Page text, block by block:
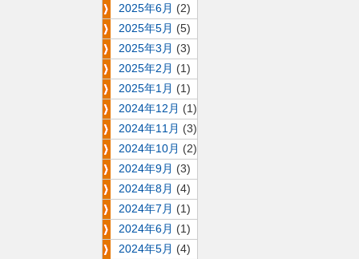
2025年6月 (2)
2025年5月 (5)
2025年3月 (3)
2025年2月 (1)
2025年1月 (1)
2024年12月 (1)
2024年11月 (3)
2024年10月 (2)
2024年9月 (3)
2024年8月 (4)
2024年7月 (1)
2024年6月 (1)
2024年5月 (4)